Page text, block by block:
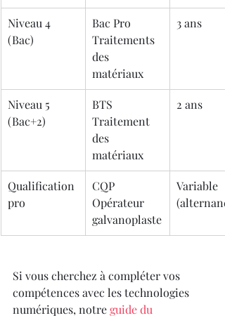
Niveau 4
(Bac)
Bac Pro
Traitements
des
matériaux
3 ans
Niveau 5
(Bac+2)
BTS
Traitement
des
matériaux
2 ans
Qualification
pro
CQP
Opérateur
galvanoplaste
Variable
Si vous cherchez à compléter vos
compétences avec les technologies
numériques, notre guide du